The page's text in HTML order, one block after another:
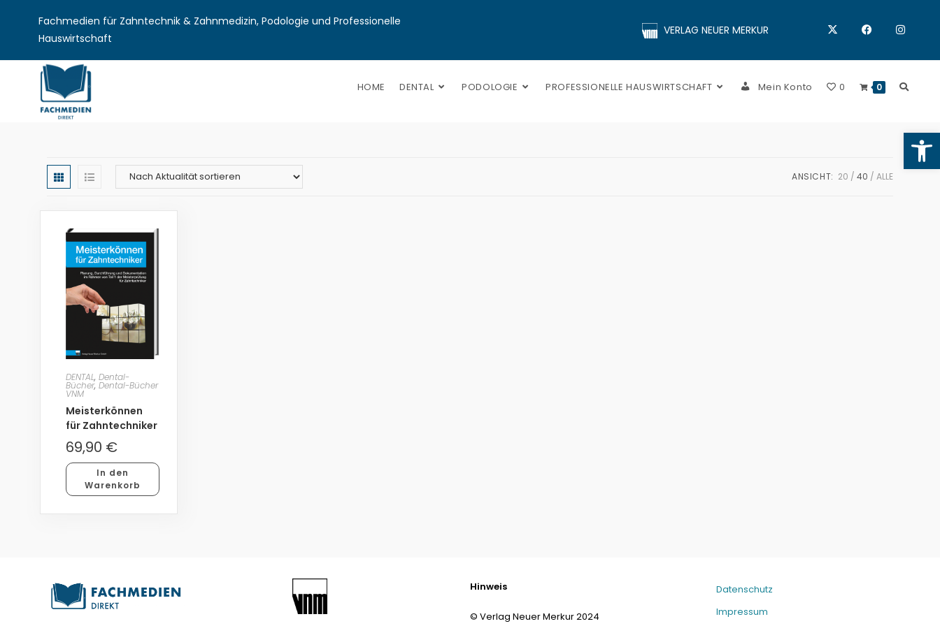
Fachmedien für Zahntechnik & Zahnmedizin, Podologie und Professionelle
Hauswirtschaft
VERLAG NEUER MERKUR
HOME DENTAL PODOLOGIE PROFESSIONELLE HAUSWIRTSCHAFT Mein Konto 0 0
ANSICHT: 20 40 ALLE
DENTAL,Dental-
Bücher,Dental-Bücher
VNM
Meisterkönnen
für Zahntechniker
69,90 €
In den
Warenkorb
Hinweis
© Verlag Neuer Merkur 2024
Datenschutz
Impressum